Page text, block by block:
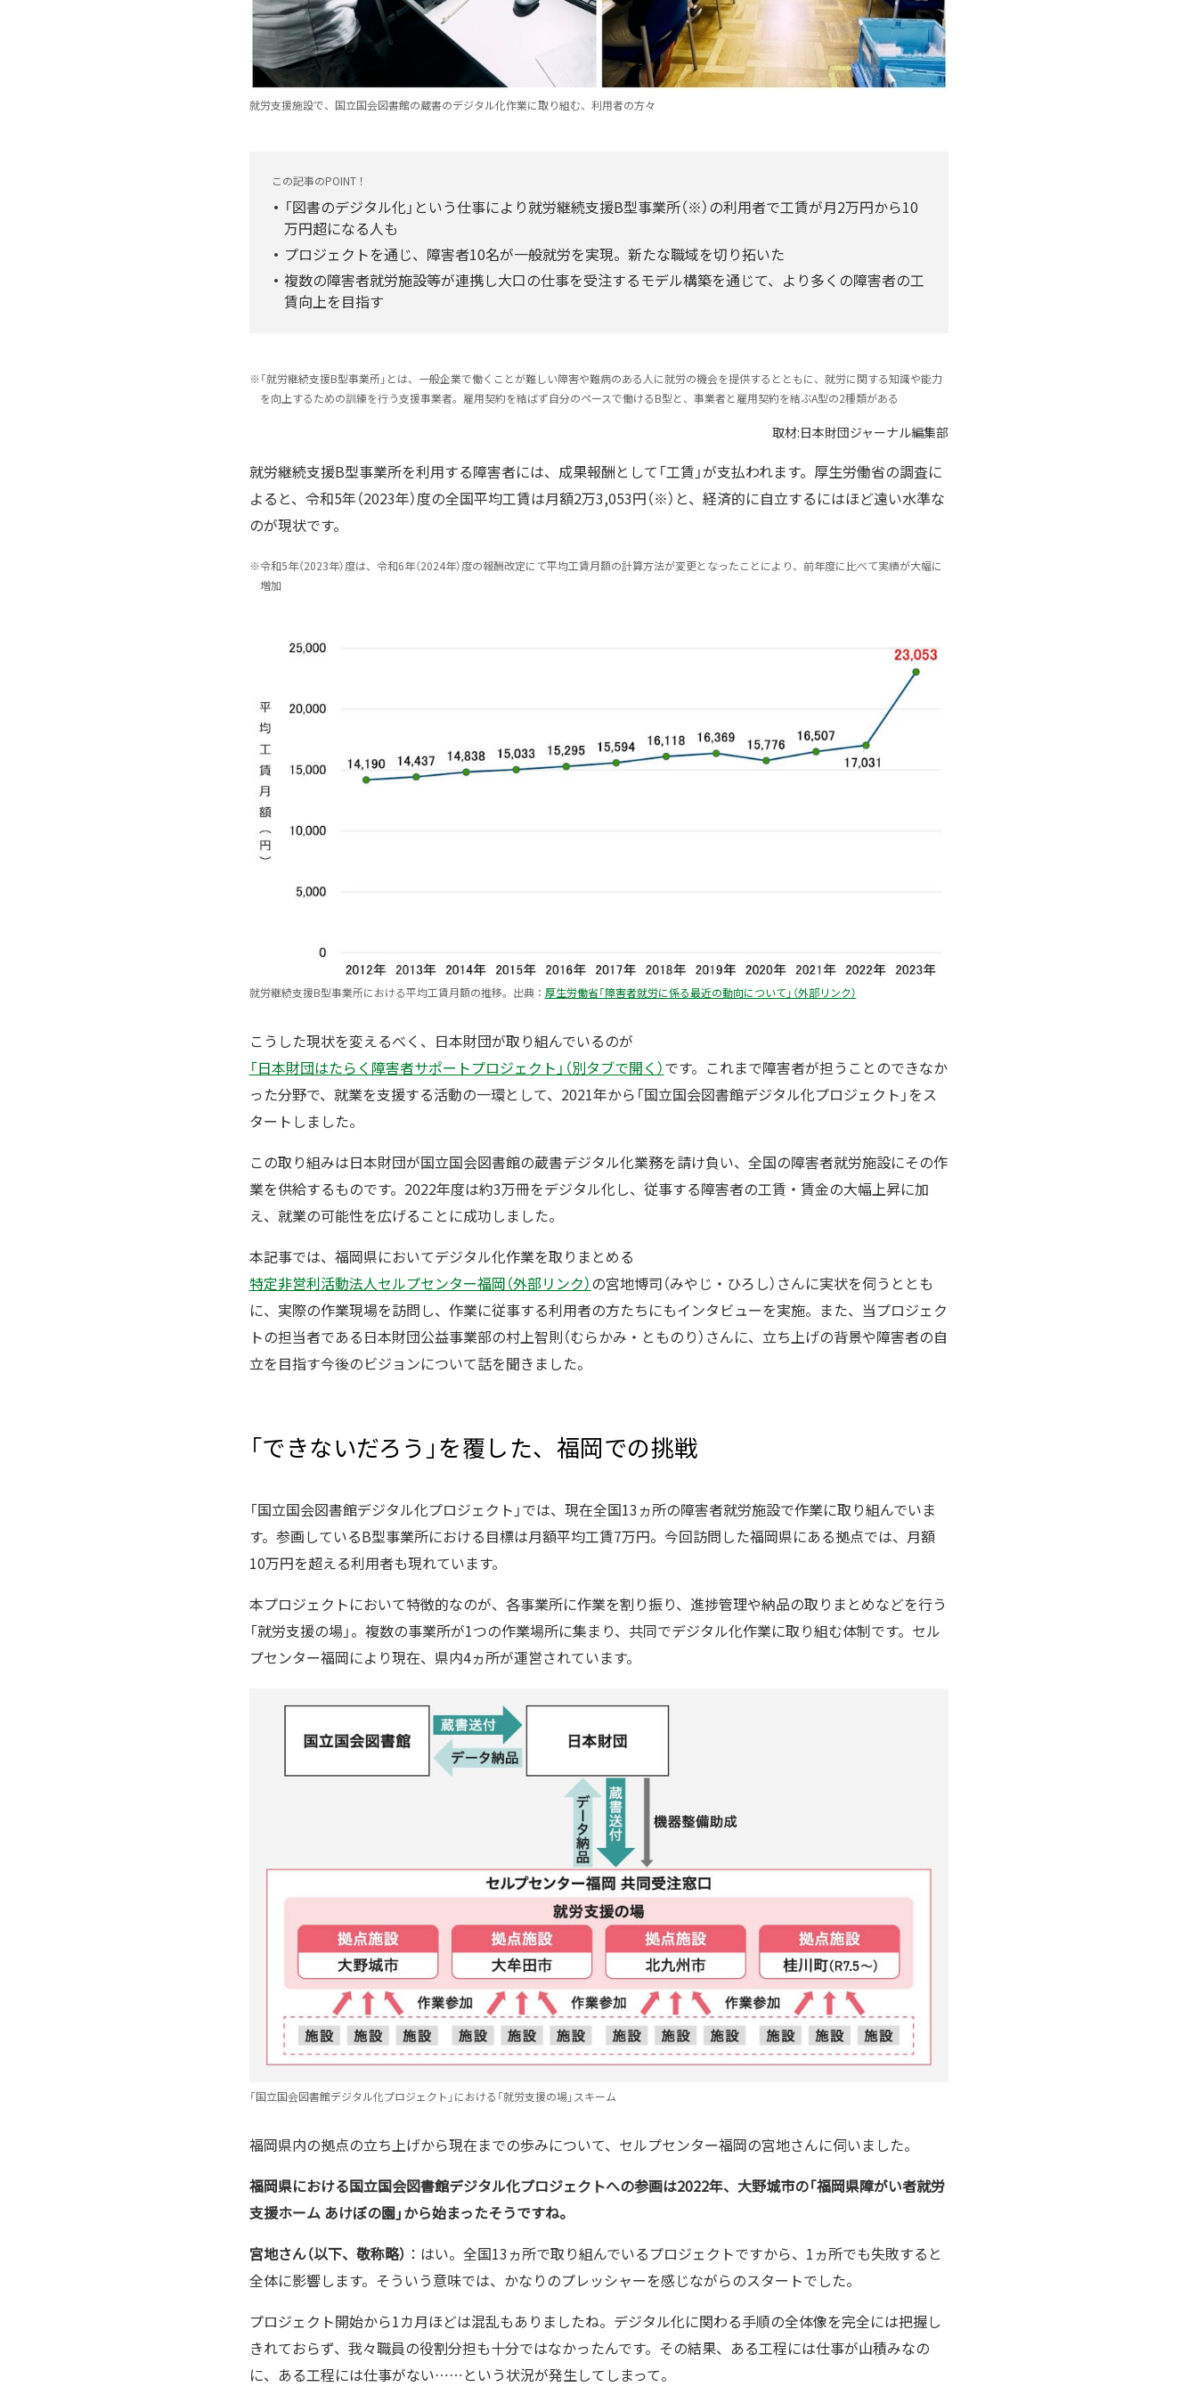
就労支援施設で、国立国会図書館の蔵書のデジタル化作業に取り組む、利用者の方々
この記事のPOINT！
「図書のデジタル化」という仕事により就労継続支援B型事業所（※）の利用者で工賃が月2万円から10
万円超になる人も
プロジェクトを通じ、障害者10名が一般就労を実現。新たな職域を切り拓いた
複数の障害者就労施設等が連携し大口の仕事を受注するモデル構築を通じて、より多くの障害者の工
賃向上を目指す
※「就労継続支援B型事業所」とは、一般企業で働くことが難しい障害や難病のある人に就労の機会を提供するとともに、就労に関する知識や能力
を向上するための訓練を行う支援事業者。雇用契約を結ばず自分のペースで働けるB型と、事業者と雇用契約を結ぶA型の2種類がある
取材:日本財団ジャーナル編集部
就労継続支援B型事業所を利用する障害者には、成果報酬として「工賃」が支払われます。厚生労働省の調査に
よると、令和5年（2023年）度の全国平均工賃は月額2万3,053円（※）と、経済的に自立するにはほど遠い水準な
のが現状です。
※令和5年（2023年）度は、令和6年（2024年）度の報酬改定にて平均工賃月額の計算方法が変更となったことにより、前年度に比べて実績が大幅に
増加
就労継続支援B型事業所における平均工賃月額の推移。出典： 厚生労働省「障害者就労に係る最近の動向について」（外部リンク）
こうした現状を変えるべく、日本財団が取り組んでいるのが
「日本財団はたらく障害者サポートプロジェクト」（別タブで開く）です。これまで障害者が担うことのできなか
った分野で、就業を支援する活動の一環として、2021年から「国立国会図書館デジタル化プロジェクト」をス
タートしました。
この取り組みは日本財団が国立国会図書館の蔵書デジタル化業務を請け負い、全国の障害者就労施設にその作
業を供給するものです。2022年度は約3万冊をデジタル化し、従事する障害者の工賃・賃金の大幅上昇に加
え、就業の可能性を広げることに成功しました。
本記事では、福岡県においてデジタル化作業を取りまとめる
特定非営利活動法人セルプセンター福岡（外部リンク）の宮地博司（みやじ・ひろし）さんに実状を伺うととも
に、実際の作業現場を訪問し、作業に従事する利用者の方たちにもインタビューを実施。また、当プロジェク
トの担当者である日本財団公益事業部の村上智則（むらかみ・とものり）さんに、立ち上げの背景や障害者の自
立を目指す今後のビジョンについて話を聞きました。
「できないだろう」を覆した、福岡での挑戦
「国立国会図書館デジタル化プロジェクト」では、現在全国13ヵ所の障害者就労施設で作業に取り組んでいま
す。参画しているB型事業所における目標は月額平均工賃7万円。今回訪問した福岡県にある拠点では、月額
10万円を超える利用者も現れています。
本プロジェクトにおいて特徴的なのが、各事業所に作業を割り振り、進捗管理や納品の取りまとめなどを行う
「就労支援の場」。複数の事業所が1つの作業場所に集まり、共同でデジタル化作業に取り組む体制です。セル
プセンター福岡により現在、県内4ヵ所が運営されています。
「国立国会図書館デジタル化プロジェクト」における「就労支援の場」スキーム
福岡県内の拠点の立ち上げから現在までの歩みについて、セルプセンター福岡の宮地さんに伺いました。
福岡県における国立国会図書館デジタル化プロジェクトへの参画は2022年、大野城市の「福岡県障がい者就労
支援ホーム あけぼの園」から始まったそうですね。
宮地さん（以下、敬称略） ：はい。全国13ヵ所で取り組んでいるプロジェクトですから、1ヵ所でも失敗すると
全体に影響します。そういう意味では、かなりのプレッシャーを感じながらのスタートでした。
プロジェクト開始から1カ月ほどは混乱もありましたね。デジタル化に関わる手順の全体像を完全には把握し
きれておらず、我々職員の役割分担も十分ではなかったんです。その結果、ある工程には仕事が山積みなの
に、ある工程には仕事がない……という状況が発生してしまって。